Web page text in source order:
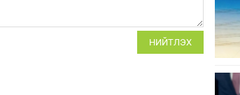
НИЙТЛЭХ